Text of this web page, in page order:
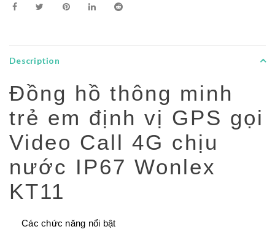
Description
Đồng hồ thông minh
trẻ em định vị GPS gọi
Video Call 4G chịu
nước IP67 Wonlex
KT11
Các chức năng nổi bật